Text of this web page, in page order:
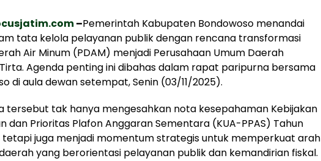
–Pemerintah Kabupaten Bondowoso menandai
tata kelola pelayanan publik dengan rencana transformasi
Air Minum (PDAM) menjadi Perusahaan Umum Daerah
Agenda penting ini dibahas dalam rapat paripurna bersama
di aula dewan setempat, Senin (03/11/2025).
tersebut tak hanya mengesahkan nota kesepahaman Kebijakan
dan Prioritas Plafon Anggaran Sementara (KUA-PPAS) Tahun
tetapi juga menjadi momentum strategis untuk memperkuat arah
yang berorientasi pelayanan publik dan kemandirian fiskal.